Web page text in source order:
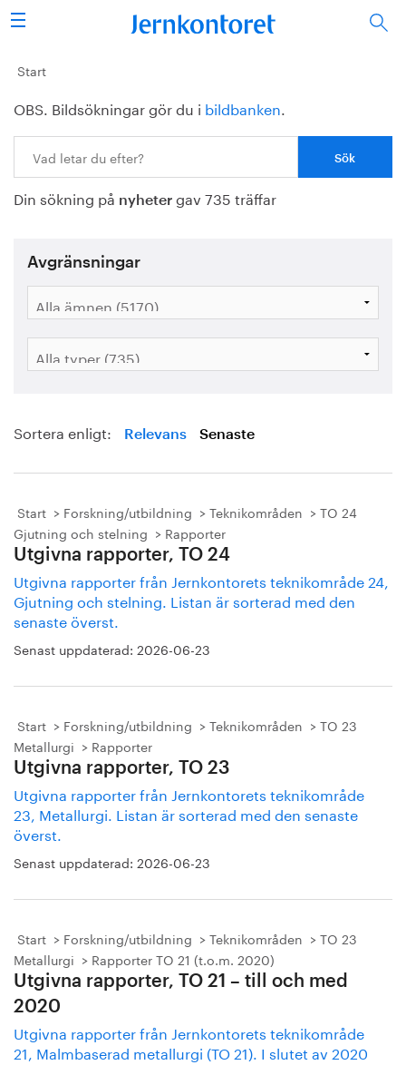
Sök
Stålindustrin
Vision 2050
Forskning/utbildning
Energi/miljö
Vi tycker
Bildbank
Start
OBS. Bildsökningar gör du i bildbanken.
Din sökning på nyheter gav 735 träffar
Avgränsningar
Sortera enligt: Relevans Senaste
Start Forskning/utbildning Teknikområden
TO 24
Gjutning och stelning
Rapporter
Utgivna rapporter, TO 24
Utgivna rapporter från Jernkontorets teknikområde 24,
Gjutning och stelning. Listan är sorterad med den
senaste överst.
Senast uppdaterad: 2026-06-23
Start Forskning/utbildning Teknikområden
TO 23
Metallurgi
Rapporter
Utgivna rapporter, TO 23
Utgivna rapporter från Jernkontorets teknikområde
23, Metallurgi. Listan är sorterad med den senaste
överst.
Senast uppdaterad: 2026-06-23
Start Forskning/utbildning Teknikområden
TO 23
Metallurgi
Rapporter TO 21 (t.o.m. 2020)
Utgivna rapporter, TO 21 – till och med
2020
Utgivna rapporter från Jernkontorets teknikområde
21, Malmbaserad metallurgi (TO 21). I slutet av 2020